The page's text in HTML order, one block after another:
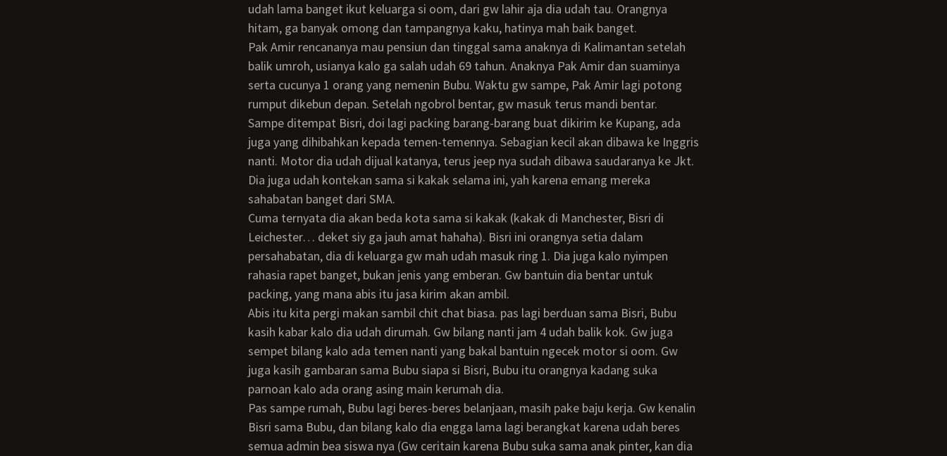
udah lama banget ikut keluarga si oom, dari gw lahir aja dia udah tau. Orangnya
hitam, ga banyak omong dan tampangnya kaku, hatinya mah baik banget.
Pak Amir rencananya mau pensiun dan tinggal sama anaknya di Kalimantan setelah
balik umroh, usianya kalo ga salah udah 69 tahun. Anaknya Pak Amir dan suaminya
serta cucunya 1 orang yang nemenin Bubu. Waktu gw sampe, Pak Amir lagi potong
rumput dikebun depan. Setelah ngobrol bentar, gw masuk terus mandi bentar.
Sampe ditempat Bisri, doi lagi packing barang-barang buat dikirim ke Kupang, ada
juga yang dihibahkan kepada temen-temennya. Sebagian kecil akan dibawa ke Inggris
nanti. Motor dia udah dijual katanya, terus jeep nya sudah dibawa saudaranya ke Jkt.
Dia juga udah kontekan sama si kakak selama ini, yah karena emang mereka
sahabatan banget dari SMA.
Cuma ternyata dia akan beda kota sama si kakak (kakak di Manchester, Bisri di
Leichester… deket siy ga jauh amat hahaha). Bisri ini orangnya setia dalam
persahabatan, dia di keluarga gw mah udah masuk ring 1. Dia juga kalo nyimpen
rahasia rapet banget, bukan jenis yang emberan. Gw bantuin dia bentar untuk
packing, yang mana abis itu jasa kirim akan ambil.
Abis itu kita pergi makan sambil chit chat biasa. pas lagi berduan sama Bisri, Bubu
kasih kabar kalo dia udah dirumah. Gw bilang nanti jam 4 udah balik kok. Gw juga
sempet bilang kalo ada temen nanti yang bakal bantuin ngecek motor si oom. Gw
juga kasih gambaran sama Bubu siapa si Bisri, Bubu itu orangnya kadang suka
parnoan kalo ada orang asing main kerumah dia.
Pas sampe rumah, Bubu lagi beres-beres belanjaan, masih pake baju kerja. Gw kenalin
Bisri sama Bubu, dan bilang kalo dia engga lama lagi berangkat karena udah beres
semua admin bea siswa nya (Gw ceritain karena Bubu suka sama anak pinter, kan dia